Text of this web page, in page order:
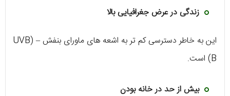
زندگی در عرض جغرافیایی بالا
این به خاطر دسترسی کم تر به اشعه های ماورای بنفش UVB) –
B) است.
بیش از حد در خانه بودن